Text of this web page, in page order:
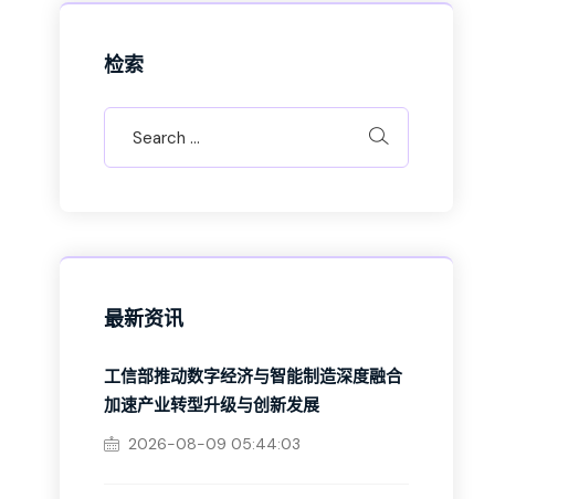
检索
最新资讯
工信部推动数字经济与智能制造深度融合
加速产业转型升级与创新发展
2026-08-09 05:44:03